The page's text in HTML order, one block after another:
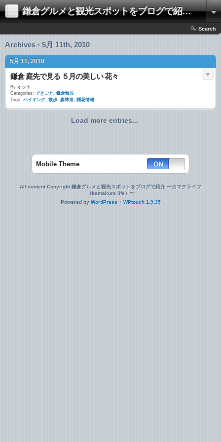
鎌倉グルメと観光スポットをブログで紹介 〜カマクライフ（kamakura life）〜
Search
Archives › 5月 11th, 2010
5月 11, 2010
鎌倉 庭先で見る ５月の美しい 花々
By オット
Categories: できごと, 鎌倉散歩
Tags: ハイキング, 散歩, 森林浴, 開花情報
Load more entries...
Mobile Theme
All content Copyright 鎌倉グルメと観光スポットをブログで紹介 〜カマクライフ
（kamakura life）〜
Powered by WordPress + WPtouch 1.9.35